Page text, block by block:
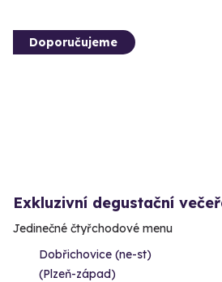
Doporučujeme
Exkluzivní degustační
Jedinečné čtyřchodové menu
Dobřichovice (ne-st)
(Plzeň-západ)